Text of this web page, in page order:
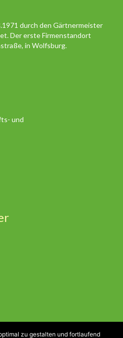
durch den Gärtnermeister
Der erste Firmenstandort
in Wolfsburg.
und
zu gestalten und fortlaufend